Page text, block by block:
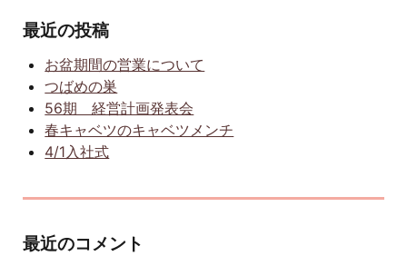
最近の投稿
お盆期間の営業について
つばめの巣
56期 経営計画発表会
春キャベツのキャベツメンチ
4/1入社式
最近のコメント